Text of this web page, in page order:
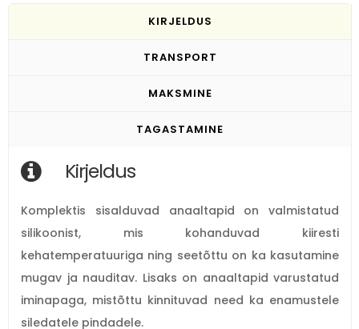
KIRJELDUS
TRANSPORT
MAKSMINE
TAGASTAMINE
Kirjeldus
Komplektis sisalduvad anaaltapid on valmistatud
silikoonist, mis kohanduvad kiiresti
kehatemperatuuriga ning seetõttu on ka kasutamine
mugav ja nauditav. Lisaks on anaaltapid varustatud
iminapaga, mistõttu kinnituvad need ka enamustele
siledatele pindadele.